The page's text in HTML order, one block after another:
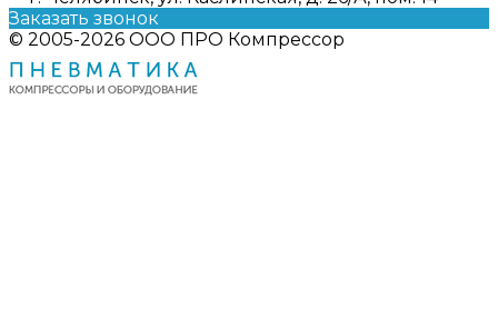
Заказать звонок
© 2005-2026 ООО ПРО Компрессор